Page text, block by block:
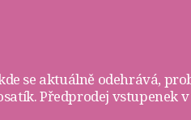
se aktuálně odehrává,
Předprodej vstupenek